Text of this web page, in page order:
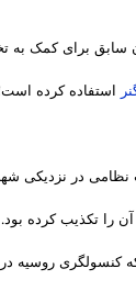
برای کمک به
استفاده کرده
نظامی در
را تکذیب کرده بود.
روسیه